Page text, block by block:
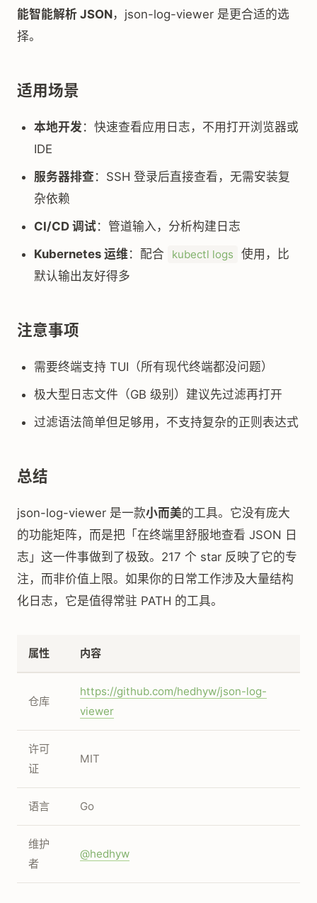
能智能解析 JSON，json-log-viewer 是更合适的选
择。
适用场景
本地开发 ：快速查看应用日志，不用打开浏览器或
IDE
服务器排查 ：SSH 登录后直接查看，无需安装复
杂依赖
CI/CD 调试：管道输入，分析构建日志
Kubernetes 运维：配合 kubectl logs
使用，比
默认输出友好得多
注意事项
需要终端支持 TUI（所有现代终端都没问题）
极大型日志文件（GB 级别）建议先过滤再打开
过滤语法简单但足够用，不支持复杂的正则表达式
总结
json-log-viewer 是一款小而美的工具。它没有庞大
的功能矩阵，而是把「在终端里舒服地查看 JSON 日
志」这一件事做到了极致。217 个 star 反映了它的专
注，而非价值上限。如果你的日常工作涉及大量结构
化日志，它是值得常驻 PATH 的工具。
属性 内容
仓库
https://github.com/hedhyw/json-log-
viewer
许可
证
MIT
语言 Go
维护
者
@hedhyw